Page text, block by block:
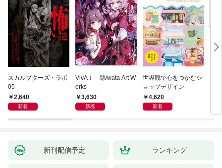
スカルプターズ・ラボ
05
2,640
新着
VivA！ 緜/wata Art W
orks
3,630
新着
世界観で心をつかむシ
ョップデザイン
4,620
新着
新刊配信予定 ランキング